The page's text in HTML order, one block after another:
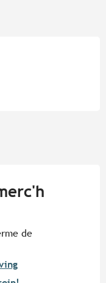
de